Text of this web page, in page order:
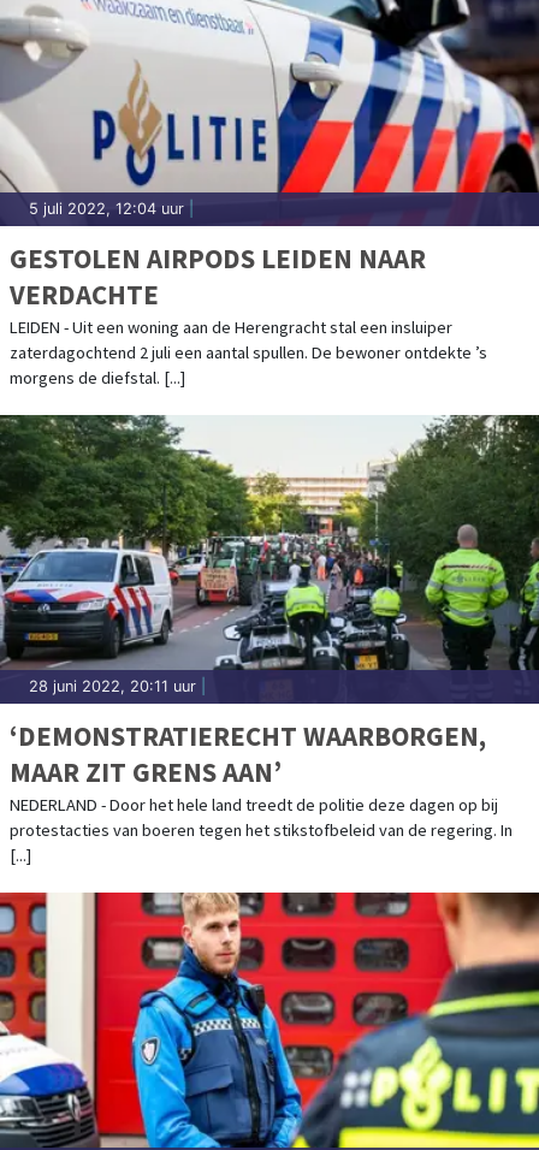
5 juli 2022, 12:04 uur
GESTOLEN AIRPODS LEIDEN NAAR
VERDACHTE
LEIDEN - Uit een woning aan de Herengracht stal een insluiper
zaterdagochtend 2 juli een aantal spullen. De bewoner ontdekte ’s
morgens de diefstal. [...]
28 juni 2022, 20:11 uur
‘DEMONSTRATIERECHT WAARBORGEN,
MAAR ZIT GRENS AAN’
NEDERLAND - Door het hele land treedt de politie deze dagen op bij
protestacties van boeren tegen het stikstofbeleid van de regering. In
[...]